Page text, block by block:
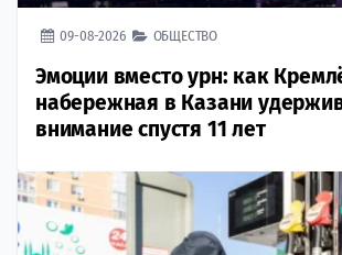
09-08-2026 ОБЩЕСТВО
Эмоции вместо урн: как
набережная в Казани
внимание спустя 11 лет